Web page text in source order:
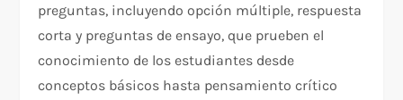
preguntas, incluyendo opción múltiple, respuesta
corta y preguntas de ensayo, que prueben el
conocimiento de los estudiantes desde
conceptos básicos hasta pensamiento crítico